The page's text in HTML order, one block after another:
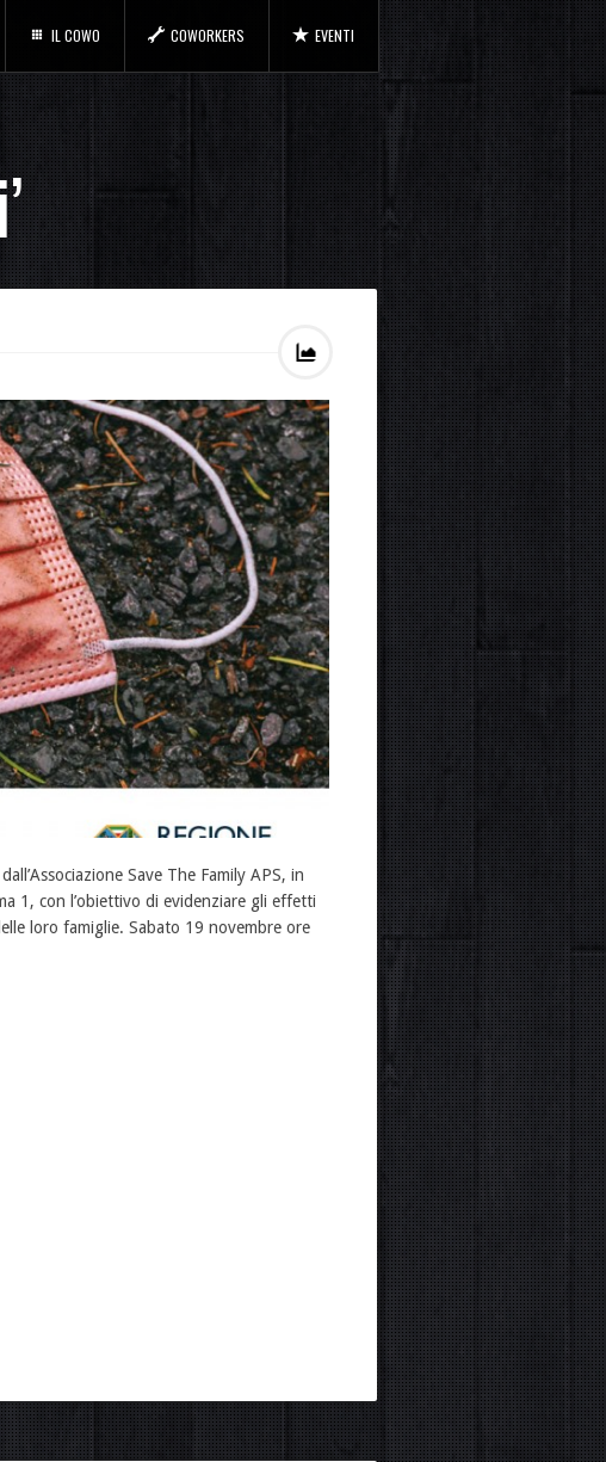
IL COWO COWORKERS EVENTI
Save The Family APS, in
1, con l’obiettivo di evidenziare gli effetti
loro famiglie. Sabato 19 novembre ore